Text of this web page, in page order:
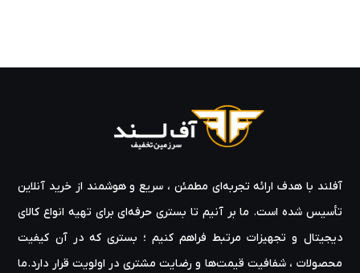
آفلند با هدف ارائه‌ تجربه‌ای مطمئن ، سریع و هوشمند از خرید آنلاین
تأسیس شده است. ما بر آنیم تا بستری حرفه‌ای برای تهیه‌ انواع کالای
دیجیتال و تجهیزات مرتبط فراهم کنیم ؛ بستری که در آن کیفیت
محصولات ، شفافیت قیمت‌ها و رضایت مشتری در اولویت قرار دارد.ما